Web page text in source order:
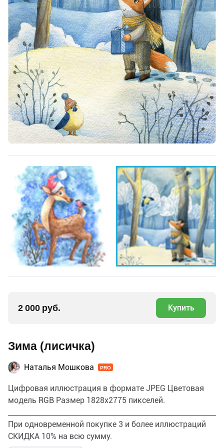
2 000 руб. Купить
Зима (лисичка)
Наталья Мошкова PRO
Цифровая иллюстрация в формате JPEG Цветовая
модель RGB Размер 1828х2775 пикселей.
При одновременной покупке 3 и более иллюстраций
СКИДКА 10% на всю сумму.